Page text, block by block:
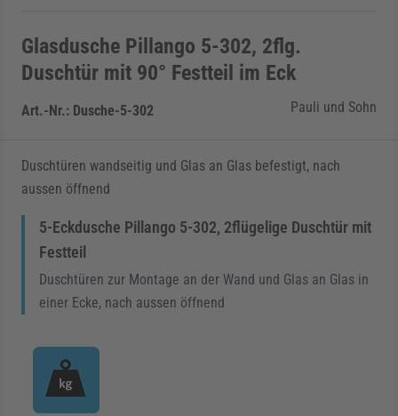
Glasdusche Pillango 5-302, 2flg.
Duschtür mit 90° Festteil im Eck
Art.-Nr.: Dusche-5-302 Pauli und Sohn
Duschtüren wandseitig und Glas an Glas befestigt, nach
aussen öffnend
5-Eckdusche Pillango 5-302, 2flügelige Duschtür mit
Festteil
Duschtüren zur Montage an der Wand und Glas an Glas in
einer Ecke, nach aussen öffnend